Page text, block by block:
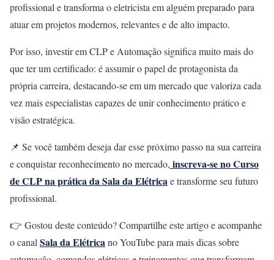
profissional e transforma o eletricista em alguém preparado para
atuar em projetos modernos, relevantes e de alto impacto.
Por isso, investir em CLP e Automação significa muito mais do
que ter um certificado: é assumir o papel de protagonista da
própria carreira, destacando-se em um mercado que valoriza cada
vez mais especialistas capazes de unir conhecimento prático e
visão estratégica.
📌 Se você também deseja dar esse próximo passo na sua carreira
e conquistar reconhecimento no mercado, inscreva-se no Curso
de CLP na prática da Sala da Elétricae transforme seu futuro
profissional.
👉 Gostou deste conteúdo? Compartilhe este artigo e acompanhe
o canal Sala da Elétricano YouTube para mais dicas sobre